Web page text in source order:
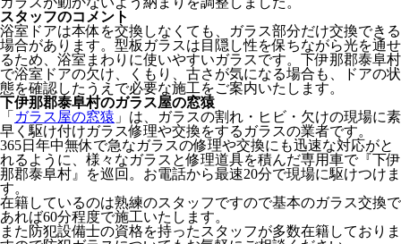
スタッフのコメント
浴室ドアは本体を交換しなくても、ガラス部分だけ交換できる
場合があります。型板ガラスは目隠し性を保ちながら光を通せ
るため、浴室まわりに使いやすいガラスです。下伊那郡泰阜村
で浴室ドアの欠け、くもり、古さが気になる場合も、ドアの状
態を確認したうえで必要な施工をご案内いたします。
下伊那郡泰阜村のガラス屋の窓猿
「 ガラス屋の窓猿 」は、ガラスの割れ・ヒビ・欠けの現場に素
早く駆け付けガラス修理や交換をするガラスの業者です。
365日年中無休で急なガラスの修理や交換にも迅速な対応がと
れるように、様々なガラスと修理道具を積んだ専用車で『下伊
那郡泰阜村』を巡回。お電話から最速20分で現場に駆けつけま
す。
在籍しているのは熟練のスタッフですので基本のガラス交換で
あれば60分程度で施工いたします。
また防犯設備士の資格を持ったスタッフが多数在籍しておりま